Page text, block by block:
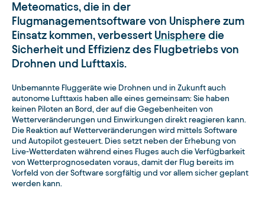
Meteomatics, die in der
Flugmanagementsoftware von Unisphere zum
Einsatz kommen, verbessert Unisphere die
Sicherheit und Effizienz des Flugbetriebs von
Drohnen und Lufttaxis.
Unbemannte Fluggeräte wie Drohnen und in Zukunft auch
autonome Lufttaxis haben alle eines gemeinsam: Sie haben
keinen Piloten an Bord, der auf die Gegebenheiten von
Wetterveränderungen und Einwirkungen direkt reagieren kann.
Die Reaktion auf Wetterveränderungen wird mittels Software
und Autopilot gesteuert. Dies setzt neben der Erhebung von
Live-Wetterdaten während eines Fluges auch die Verfügbarkeit
von Wetterprognosedaten voraus, damit der Flug bereits im
Vorfeld von der Software sorgfältig und vor allem sicher geplant
werden kann.